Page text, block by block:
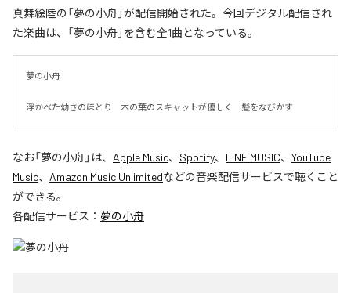
真舞絵陸の「夢の小舟」が配信開始された。今回デジタル配信され
た楽曲は、「夢の小舟」を含む全1曲となっている。
夢の小舟
浮かべた幼さのほとり　木の葉のスキャットが優しく　髪をなびかす
なお「夢の小舟」は、 Apple Music、 Spotify、 LINE MUSIC、 YouTube
Music、 Amazon Music Unlimitedなどの音楽配信サービスで聴くこと
ができる。
各配信サービス： 夢の小舟